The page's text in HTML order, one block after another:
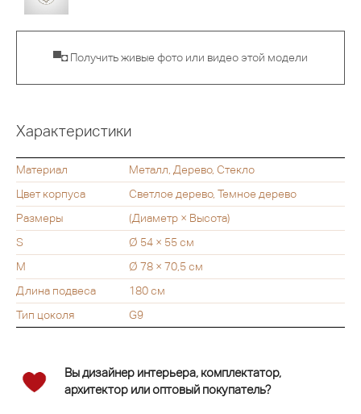
▀◘ Получить живые фото или видео этой модели
Характеристики
Материал
Металл, Дерево, Стекло
Цвет корпуса
Светлое дерево, Темное дерево
Размеры
(Диаметр × Высота)
S
Ø 54 × 55 см
M
Ø 78 × 70,5 см
Длина подвеса
180 см
Тип цоколя
G9
Вы дизайнер интерьера, комплектатор,
архитектор или оптовый покупатель?